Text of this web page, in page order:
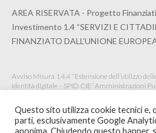
AREA RISERVATA - Progetto
Investimento 1.4 “SERVIZI E
FINANZIATO DALL’UNIONE
Avviso Misura 1.4.4 “Estensione dell’utilizzo
identità digitale – SPID CIE” Amministrazioni
Questo sito utilizza cookie tecnici e,
parti, esclusivamente Google
anonima. Chiudendo questo banner,